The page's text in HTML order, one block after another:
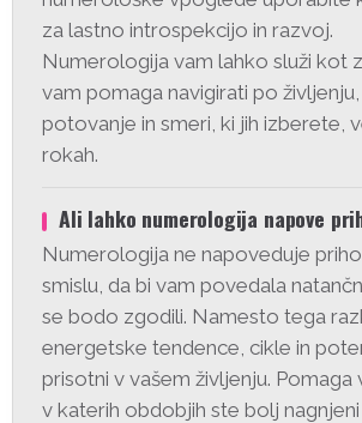
za lastno introspekcijo in razvoj.
Numerologija vam lahko služi kot
vam pomaga navigirati po
potovanje in smeri, ki jih izberete,
rokah.
Ali lahko numerologija napove
Numerologija ne napoveduje
smislu, da bi vam povedala
se bodo zgodili. Namesto tega
energetske tendence, cikle in
prisotni v vašem življenju. Pomaga
v katerih obdobjih ste bolj